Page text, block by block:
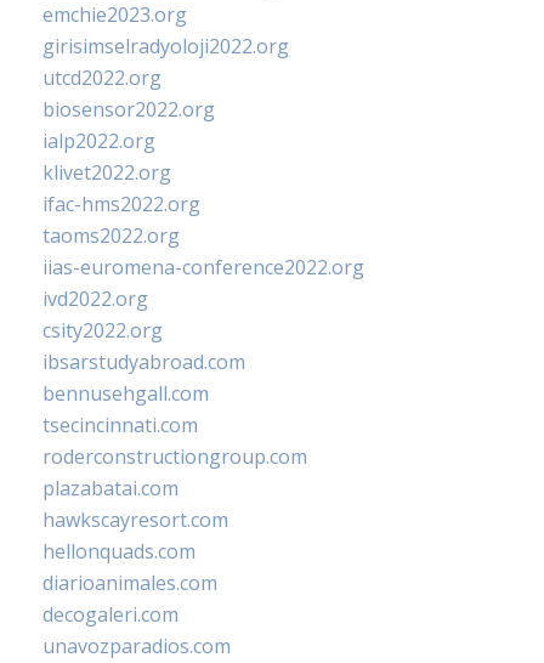
emchie2023.org
girisimselradyoloji2022.org
utcd2022.org
biosensor2022.org
ialp2022.org
klivet2022.org
ifac-hms2022.org
taoms2022.org
iias-euromena-conference2022.org
ivd2022.org
csity2022.org
ibsarstudyabroad.com
bennusehgall.com
tsecincinnati.com
roderconstructiongroup.com
plazabatai.com
hawkscayresort.com
hellonquads.com
diarioanimales.com
decogaleri.com
unavozparadios.com